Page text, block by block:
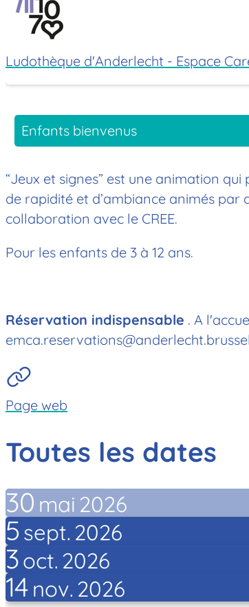
Ludothèque d'Anderlecht - Espace
Enfants bienvenus
“Jeux et signes” est une animation
de rapidité et d’ambiance animés par
collaboration avec le CREE.
Pour les enfants de 3 à 12 ans.
Réservation indispensable . A
Page web
Toutes les dates
30 mai 2026
5 sept. 2026
3oct. 2026
14 nov. 2026